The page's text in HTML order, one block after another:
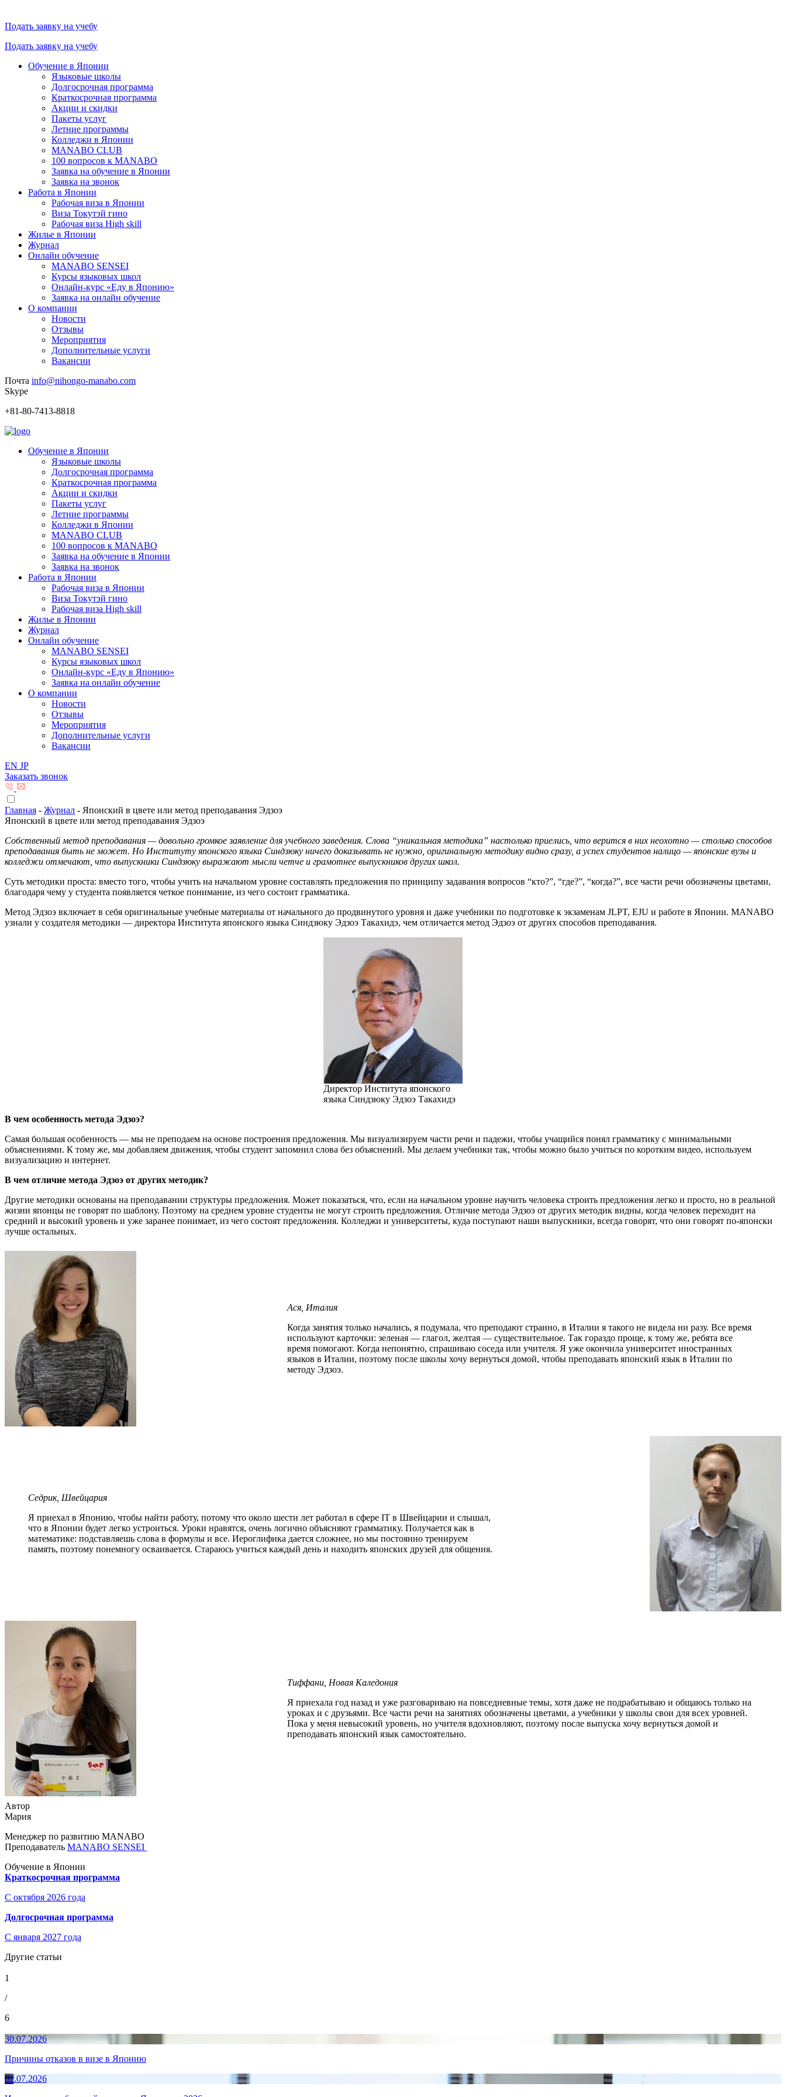
Подать заявку на учебу
Подать заявку на учебу
Обучение в Японии
Языковые школы
Долгосрочная программа
Краткосрочная программа
Акции и скидки
Пакеты услуг
Летние программы
Колледжи в Японии
MANABO CLUB
100 вопросов к MАNABO
Заявка на обучение в Японии
Заявка на звонок
Работа в Японии
Рабочая виза в Японии
Виза Токутэй гино
Рабочая виза High skill
Жилье в Японии
Журнал
Онлайн обучение
MANABO SENSEI
Курсы языковых школ
Онлайн-курс «Еду в Японию»
Заявка на онлайн обучение
О компании
Новости
Отзывы
Мероприятия
Дополнительные услуги
Вакансии
Почта info@nihongo-manabo.com
Skype
+81-80-7413-8818
Обучение в Японии
Языковые школы
Долгосрочная программа
Краткосрочная программа
Акции и скидки
Пакеты услуг
Летние программы
Колледжи в Японии
MANABO CLUB
100 вопросов к MАNABO
Заявка на обучение в Японии
Заявка на звонок
Работа в Японии
Рабочая виза в Японии
Виза Токутэй гино
Рабочая виза High skill
Жилье в Японии
Журнал
Онлайн обучение
MANABO SENSEI
Курсы языковых школ
Онлайн-курс «Еду в Японию»
Заявка на онлайн обучение
О компании
Новости
Отзывы
Мероприятия
Дополнительные услуги
Вакансии
EN JP
Заказать звонок
Главная - Журнал - Японский в цвете или метод преподавания Эдзоэ
Японский в цвете или метод преподавания Эдзоэ
Собственный метод преподавания — довольно громкое заявление для учебного заведения. Слова “уникальная методика” настолько приелись, что верится в них неохотно — столько способов
преподавания быть не может. Но Институту японского языка Синдзюку ничего доказывать не нужно, оригинальную методику видно сразу, а успех студентов налицо — японские вузы и
колледжи отмечают, что выпускники Синдзюку выражают мысли четче и грамотнее выпускников других школ.
Суть методики проста: вместо того, чтобы учить на начальном уровне составлять предложения по принципу задавания вопросов “кто?”, “где?”, “когда?”, все части речи обозначены цветами,
благодаря чему у студента появляется четкое понимание, из чего состоит грамматика.
Метод Эдзоэ включает в себя оригинальные учебные материалы от начального до продвинутого уровня и даже учебники по подготовке к экзаменам JLPT, EJU и работе в Японии. MANABO
узнали у создателя методики — директора Института японского языка Синдзюку Эдзоэ Такахидэ, чем отличается метод Эдзоэ от других способов преподавания.
Директор Института японского
языка Синдзюку Эдзоэ Такахидэ
В чем особенность метода Эдзоэ?
Самая большая особенность — мы не преподаем на основе построения предложения. Мы визуализируем части речи и падежи, чтобы учащийся понял грамматику с минимальными
объяснениями. К тому же, мы добавляем движения, чтобы студент запомнил слова без объяснений. Мы делаем учебники так, чтобы можно было учиться по коротким видео, используем
визуализацию и интернет.
В чем отличие метода Эдзоэ от других методик?
Другие методики основаны на преподавании структуры предложения. Может показаться, что, если на начальном уровне научить человека строить предложения легко и просто, но в реальной
жизни японцы не говорят по шаблону. Поэтому на среднем уровне студенты не могут строить предложения. Отличие метода Эдзоэ от других методик видны, когда человек переходит на
средний и высокий уровень и уже заранее понимает, из чего состоят предложения. Колледжи и университеты, куда поступают наши выпускники, всегда говорят, что они говорят по-японски
лучше остальных.
Ася, Италия
Когда занятия только начались, я подумала, что преподают странно, в Италии я такого не видела ни разу. Все время
используют карточки: зеленая — глагол, желтая — существительное. Так гораздо проще, к тому же, ребята все
время помогают. Когда непонятно, спрашиваю соседа или учителя. Я уже окончила университет иностранных
языков в Италии, поэтому после школы хочу вернуться домой, чтобы преподавать японский язык в Италии по
методу Эдзоэ.
Седрик, Швейцария
Я приехал в Японию, чтобы найти работу, потому что около шести лет работал в сфере IT в Швейцарии и слышал,
что в Японии будет легко устроиться. Уроки нравятся, очень логично объясняют грамматику. Получается как в
математике: подставляешь слова в формулы и все. Иероглифика дается сложнее, но мы постоянно тренируем
память, поэтому понемногу осваивается. Стараюсь учиться каждый день и находить японских друзей для общения.
Тиффани, Новая Каледония
Я приехала год назад и уже разговариваю на повседневные темы, хотя даже не подрабатываю и общаюсь только на
уроках и с друзьями. Все части речи на занятиях обозначены цветами, а учебники у школы свои для всех уровней.
Пока у меня невысокий уровень, но учителя вдохновляют, поэтому после выпуска хочу вернуться домой и
преподавать японский язык самостоятельно.
Автор
Мария
Менеджер по развитию MANABO
Преподаватель MANABO SENSEI
Обучение в Японии
Краткосрочная программа
С октября 2026 года
Долгосрочная программа
С января 2027 года
Другие статьи
1
/
6
30.07.2026
Причины отказов в визе в Японию
02.07.2026